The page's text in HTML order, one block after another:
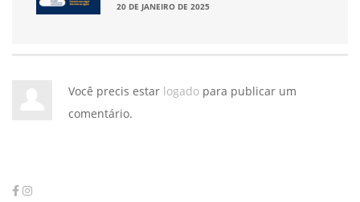
20 DE JANEIRO DE 2025
Você precis estar logado para publicar um
comentário.